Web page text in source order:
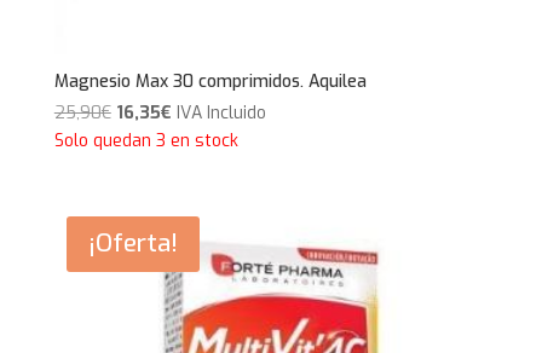
Magnesio Max 30 comprimidos. Aquilea
25,90€ El
precio
25,90€.
16,35€El
precio
16,35€.
IVA Incluido
Solo quedan 3 en stock
¡Oferta!